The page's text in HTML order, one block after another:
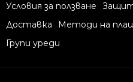
Условия за ползване
Доставка
Методи на
Групи уреди